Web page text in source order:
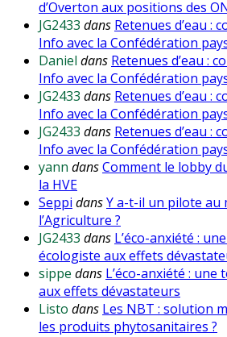
d’Overton aux positions des
JG2433 dans Retenues d’eau :
Info avec la Confédération
Daniel dans Retenues d’eau :
Info avec la Confédération
JG2433 dans Retenues d’eau :
Info avec la Confédération
JG2433 dans Retenues d’eau :
Info avec la Confédération
yann dansComment le lobby
la HVE
Seppi dansY a-t-il un pilote au
l’Agriculture ?
JG2433 dans L’éco-anxiété :
écologiste aux effets
sippe dans L’éco-anxiété :
aux effets dévastateurs
Listo dans Les NBT : solution
les produits phytosanitaires ?